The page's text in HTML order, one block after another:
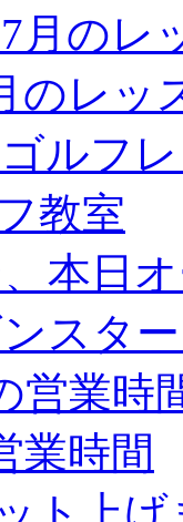
のレ
のレッ
ルフ
教室
本日
スタ
営業時
業時間